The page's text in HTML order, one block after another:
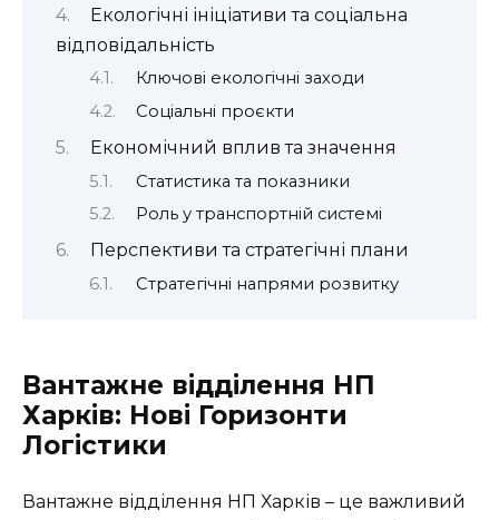
Екологічні ініціативи та соціальна
відповідальність
Ключові екологічні заходи
Соціальні проєкти
Економічний вплив та значення
Статистика та показники
Роль у транспортній системі
Перспективи та стратегічні плани
Стратегічні напрями розвитку
Вантажне відділення НП
Харків: Нові Горизонти
Логістики
Вантажне відділення НП Харків – це важливий